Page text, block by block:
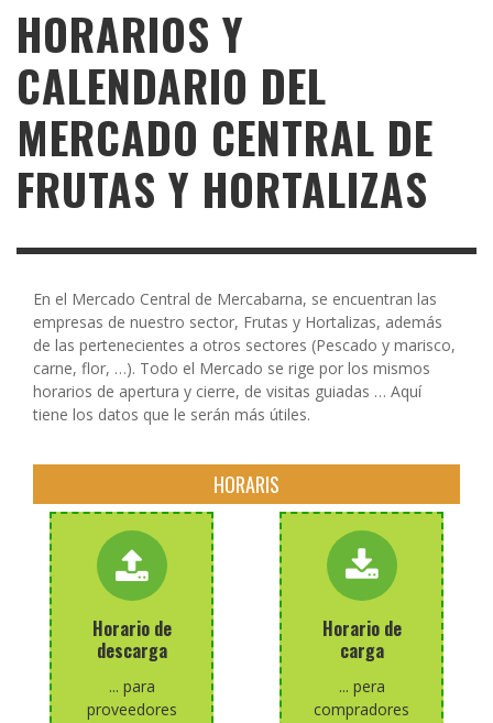
HORARIOS Y
CALENDARIO DEL
MERCADO CENTRAL DE
FRUTAS Y HORTALIZAS
En el Mercado Central de Mercabarna, se encuentran las
empresas de nuestro sector, Frutas y Hortalizas, además
de las pertenecientes a otros sectores (Pescado y marisco,
carne, flor, …). Todo el Mercado se rige por los mismos
horarios de apertura y cierre, de visitas guiadas … Aquí
tiene los datos que le serán más útiles.
HORARIS
Horario de
descarga
... para
proveedores
Horario de
descarga
reservado en los
muelles.
De lunes a
viernes
de 9:00 a 12:00
horas.
Horario de
carga
... pera
compradores
Horario de
carga reservado
en los muelles.
De lunes a
viernes,
de 12:00 a 18:00
horas.